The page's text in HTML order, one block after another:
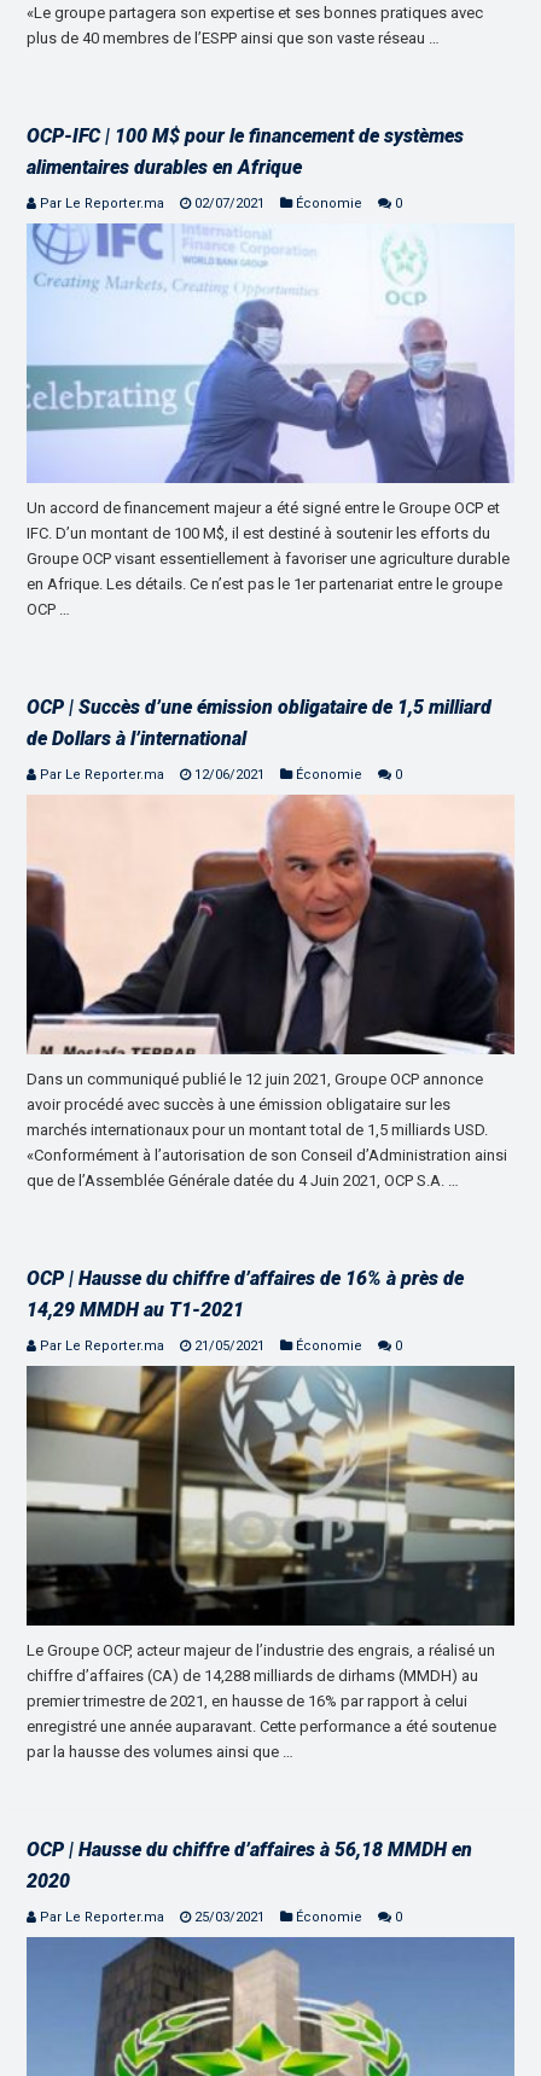
«Le groupe partagera son expertise et ses bonnes pratiques avec
plus de 40 membres de l’ESPP ainsi que son vaste réseau …
OCP-IFC | 100 M$ pour le financement de systèmes
alimentaires durables en Afrique
Par Le Reporter.ma 02/07/2021 Économie 0
Un accord de financement majeur a été signé entre le Groupe OCP et
IFC. D’un montant de 100 M$, il est destiné à soutenir les efforts du
Groupe OCP visant essentiellement à favoriser une agriculture durable
en Afrique. Les détails. Ce n’est pas le 1er partenariat entre le groupe
OCP …
OCP | Succès d’une émission obligataire de 1,5 milliard
de Dollars à l’international
Par Le Reporter.ma 12/06/2021 Économie 0
Dans un communiqué publié le 12 juin 2021, Groupe OCP annonce
avoir procédé avec succès à une émission obligataire sur les
marchés internationaux pour un montant total de 1,5 milliards USD.
«Conformément à l’autorisation de son Conseil d’Administration ainsi
que de l’Assemblée Générale datée du 4 Juin 2021, OCP S.A. …
OCP | Hausse du chiffre d’affaires de 16% à près de
14,29 MMDH au T1-2021
Par Le Reporter.ma 21/05/2021 Économie 0
Le Groupe OCP, acteur majeur de l’industrie des engrais, a réalisé un
chiffre d’affaires (CA) de 14,288 milliards de dirhams (MMDH) au
premier trimestre de 2021, en hausse de 16% par rapport à celui
enregistré une année auparavant. Cette performance a été soutenue
par la hausse des volumes ainsi que …
OCP | Hausse du chiffre d’affaires à 56,18 MMDH en
2020
Par Le Reporter.ma 25/03/2021 Économie 0